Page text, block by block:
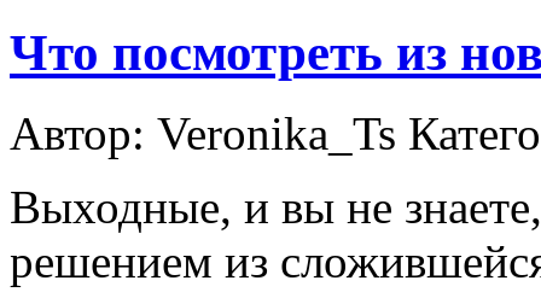
Что посмотреть из
Автор: Veronika_Ts
Выходные, и вы не
решением из